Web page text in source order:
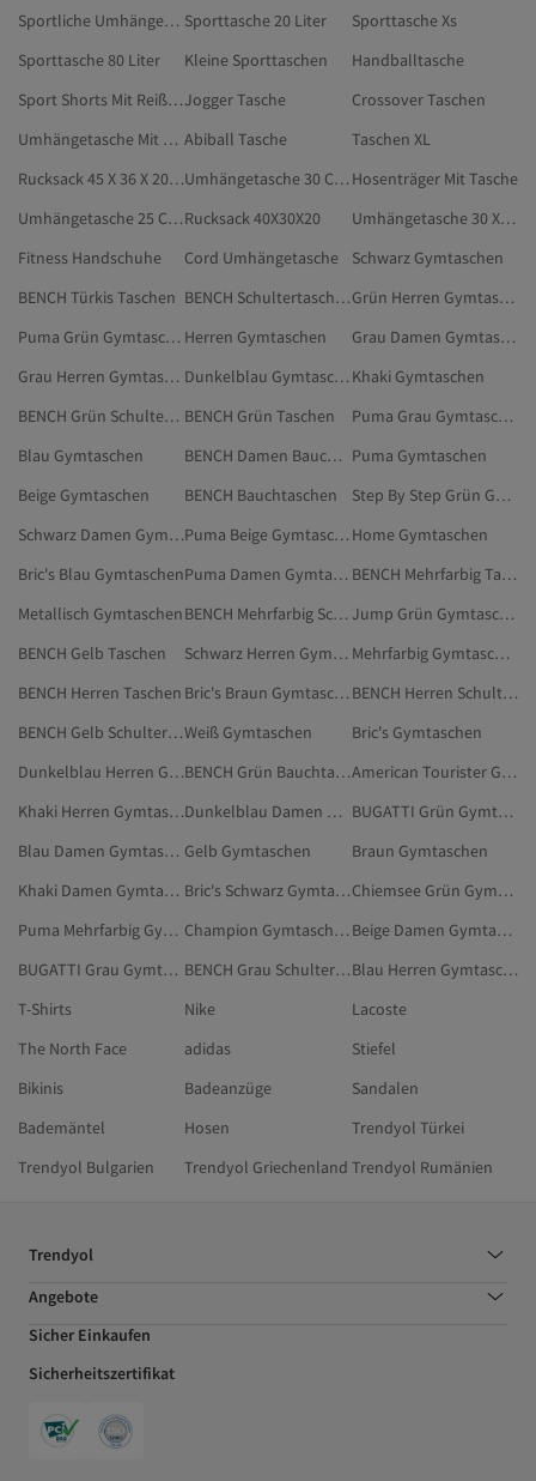
Sportliche Umhängetasche Sporttasche 20 Liter
Sporttasche Xs
Sporttasche 80 Liter
Kleine Sporttaschen
Handballtasche
Sport Shorts Mit ReißverschlusstaschenJogger Tasche
Crossover Taschen
Umhängetasche Mit Reißverschluss Abiball Tasche
Taschen XL
Rucksack 45 X 36 X 20 Cm
Umhängetasche 30 Cm Breit Hosenträger Mit Tasche
Umhängetasche 25 Cm BreitRucksack 40X30X20
Umhängetasche 30 X 20
Fitness Handschuhe
Cord Umhängetasche
Schwarz Gymtaschen
BENCH Türkis Taschen
BENCH Schultertaschen
Grün Herren Gymtaschen
Puma Grün Gymtaschen Herren Gymtaschen
Grau Damen Gymtaschen
Grau Herren Gymtaschen
Dunkelblau Gymtaschen Khaki Gymtaschen
BENCH Grün Schultertaschen BENCH Grün Taschen
Puma Grau Gymtaschen
Blau Gymtaschen
BENCH Damen Bauchtaschen Puma Gymtaschen
Beige Gymtaschen
BENCH Bauchtaschen
Step By Step Grün Gymtaschen
Schwarz Damen Gymtaschen
Puma Beige Gymtaschen Home Gymtaschen
Bric's Blau Gymtaschen
Puma Damen Gymtaschen
BENCH Mehrfarbig Taschen
Metallisch Gymtaschen
BENCH Mehrfarbig Schultertaschen
Jump Grün Gymtaschen
BENCH Gelb Taschen
Schwarz Herren Gymtaschen
Mehrfarbig Gymtaschen
BENCH Herren Taschen
Bric's Braun Gymtaschen
BENCH Herren Schultertaschen
BENCH Gelb SchultertaschenWeiß Gymtaschen
Bric's Gymtaschen
Dunkelblau Herren Gymtaschen
BENCH Grün Bauchtaschen
American Tourister Grün Gymtaschen
Khaki Herren Gymtaschen
Dunkelblau Damen Gymtaschen
BUGATTI Grün Gymtaschen
Blau Damen Gymtaschen Gelb Gymtaschen
Braun Gymtaschen
Khaki Damen Gymtaschen
Bric's Schwarz Gymtaschen
Chiemsee Grün Gymtaschen
Puma Mehrfarbig Gymtaschen
Champion Gymtaschen
Beige Damen Gymtaschen
BUGATTI Grau Gymtaschen
BENCH Grau Schultertaschen
Blau Herren Gymtaschen
T-Shirts
Nike
Lacoste
The North Face
adidas
Stiefel
Bikinis
Badeanzüge
Sandalen
Bademäntel
Hosen
Trendyol Türkei
Trendyol Bulgarien
Trendyol Griechenland Trendyol Rumänien
Trendyol
Angebote
Sicher Einkaufen
Sicherheitszertifikat